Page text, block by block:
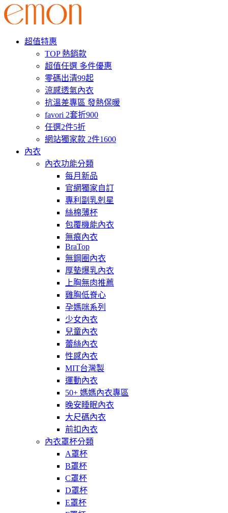
超值特惠
TOP 熱銷款
超值任選 多件優惠
零碼出清99起
涼感透氣內衣
抗溫差專區 發熱保暖
favori 2套折900
任選2件5折
網站獨家款 2件1600
內衣
內衣功能分類
每月新品
官網獨家自訂
專利副乳剋星
絲棉薄杯
包覆機能內衣
無痕內衣
BraTop
無鋼圈內衣
厚墊爆乳內衣
上胸無肉推薦
雞胸低脊心
孕媽咪系列
少女內衣
兒童內衣
蕾絲內衣
性感內衣
MIT台灣製
運動內衣
50+ 媽媽內衣專區
晚安睡眠內衣
大尺碼內衣
前扣內衣
內衣罩杯分類
A罩杯
B罩杯
C罩杯
D罩杯
E罩杯